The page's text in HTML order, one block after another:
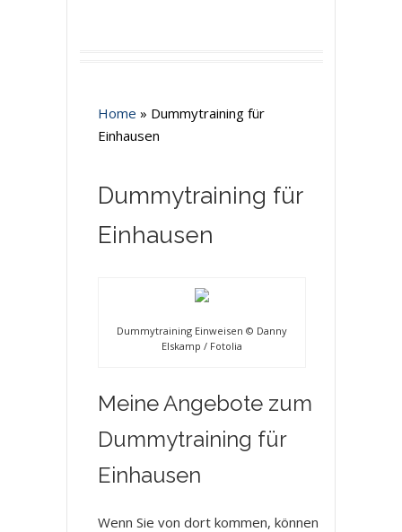
Home » Dummytraining für
Einhausen
Dummytraining für
Einhausen
Dummytraining Einweisen © Danny
Elskamp / Fotolia
Meine Angebote zum
Dummytraining für
Einhausen
Wenn Sie von dort kommen, können